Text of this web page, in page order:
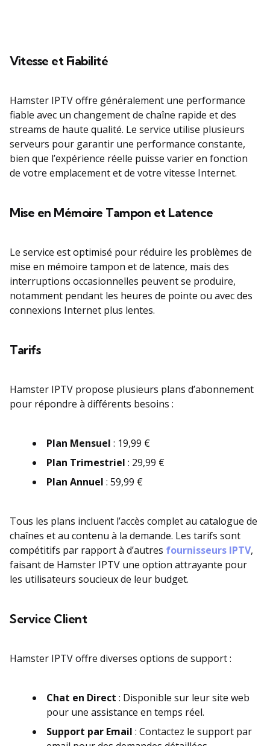
Vitesse et Fiabilité
Hamster IPTV offre généralement une performance
fiable avec un changement de chaîne rapide et des
streams de haute qualité. Le service utilise plusieurs
serveurs pour garantir une performance constante,
bien que l’expérience réelle puisse varier en fonction
de votre emplacement et de votre vitesse Internet.
Mise en Mémoire Tampon et Latence
Le service est optimisé pour réduire les problèmes de
mise en mémoire tampon et de latence, mais des
interruptions occasionnelles peuvent se produire,
notamment pendant les heures de pointe ou avec des
connexions Internet plus lentes.
Tarifs
Hamster IPTV propose plusieurs plans d’abonnement
pour répondre à différents besoins :
Plan Mensuel : 19,99 €
Plan Trimestriel : 29,99 €
Plan Annuel : 59,99 €
Tous les plans incluent l’accès complet au catalogue de
chaînes et au contenu à la demande. Les tarifs sont
compétitifs par rapport à d’autres fournisseurs IPTV,
faisant de Hamster IPTV une option attrayante pour
les utilisateurs soucieux de leur budget.
Service Client
Hamster IPTV offre diverses options de support :
Chat en Direct : Disponible sur leur site web
pour une assistance en temps réel.
Support par Email : Contactez le support par